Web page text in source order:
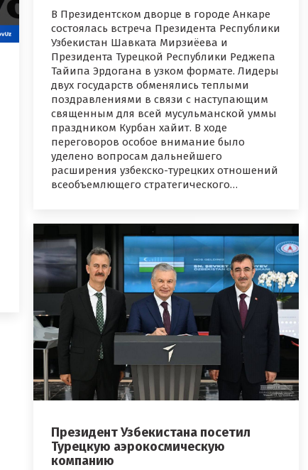
В Президентском дворце в городе Анкаре
состоялась встреча Президента Республики
Узбекистан Шавката Мирзиёева и
Президента Турецкой Республики Реджепа
Тайипа Эрдогана в узком формате. Лидеры
двух государств обменялись теплыми
поздравлениями в связи с наступающим
священным для всей мусульманской уммы
праздником Курбан хайит. В ходе
переговоров особое внимание было
уделено вопросам дальнейшего
расширения узбекско-турецких отношений
всеобъемлющего стратегического…
Президент Узбекистана посетил
Турецкую аэрокосмическую
компанию